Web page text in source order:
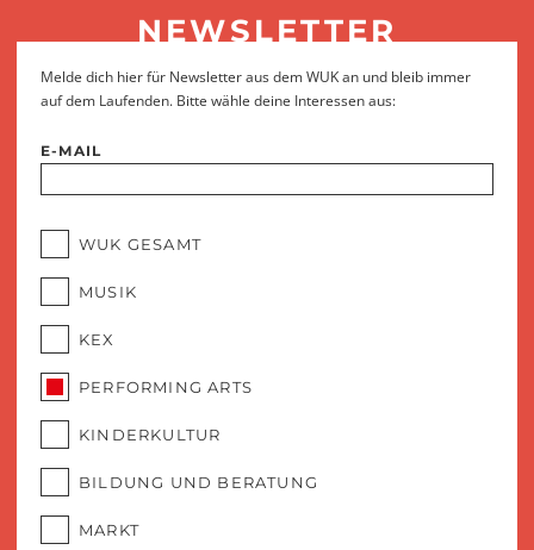
NEWSLETTER
Melde dich hier für Newsletter aus dem WUK an und bleib immer
auf dem Laufenden. Bitte wähle deine Interessen aus:
E-MAIL
WUK GESAMT
MUSIK
KEX
PERFORMING ARTS
KINDERKULTUR
BILDUNG UND BERATUNG
MARKT